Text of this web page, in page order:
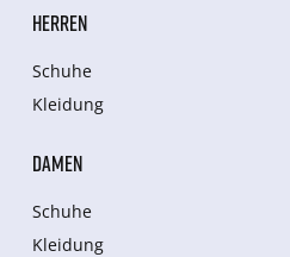
HERREN
Schuhe
Kleidung
DAMEN
Schuhe
Kleidung